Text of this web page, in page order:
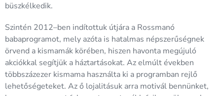
büszkélkedik.
Szintén 2012–ben indítottuk útjára a Rossmanó
babaprogramot, mely azóta is hatalmas népszerűségnek
örvend a kismamák körében, hiszen havonta megújuló
akciókkal segítjük a háztartásokat. Az elmúlt években
többszázezer kismama használta ki a programban rejlő
lehetőségeteket. Az ő lojalitásuk arra motivál bennünket,